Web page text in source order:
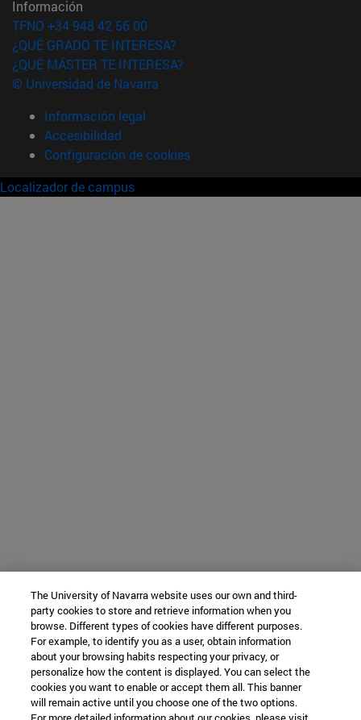
Información
TFNO +34 948 42 56 00
¿QUÉ GRADO TE INTERESA?
¿QUÉ MÁSTER TE INTERESA?
© Universidad de Navarra
Información legal
Accesibilidad
Configuración de cookies
Localizador de campus
The University of Navarra website uses our own and third-
party cookies to store and retrieve information when you
browse. Different types of cookies have different purposes.
For example, to identify you as a user, obtain information
about your browsing habits respecting your privacy, or
personalize how the content is displayed. You can select the
cookies you want to enable or accept them all. This banner
will remain active until you choose one of the two options.